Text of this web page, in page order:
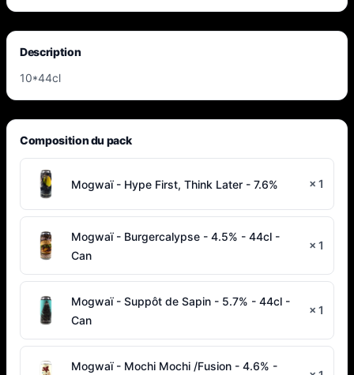
Description
10*44cl
Composition du pack
Mogwaï - Hype First, Think Later - 7.6% × 1
Mogwaï - Burgercalypse - 4.5% - 44cl -
Can
× 1
Mogwaï - Suppôt de Sapin - 5.7% - 44cl -
Can
× 1
Mogwaï - Mochi Mochi /Fusion - 4.6% -